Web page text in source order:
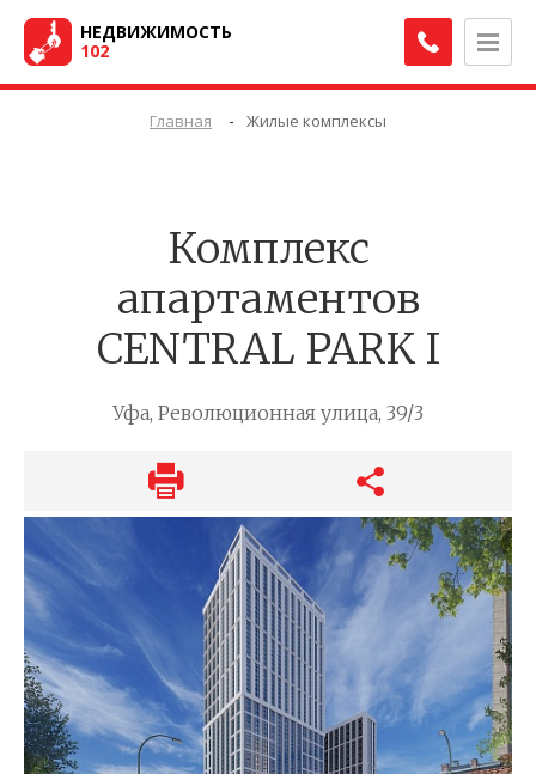
НЕДВИЖИМОСТЬ
102
Главная - Жилые комплексы
Комплекс
апартаментов
CENTRAL PARK I
Уфа, Революционная улица, 39/3